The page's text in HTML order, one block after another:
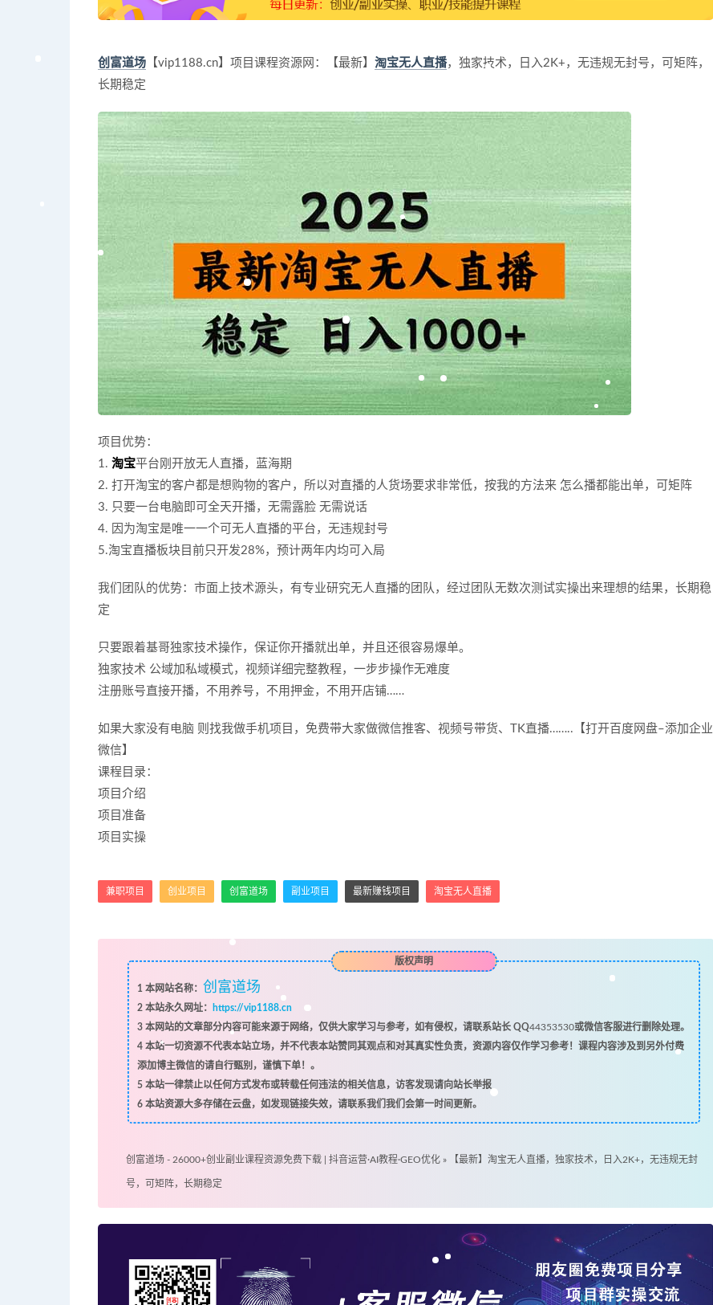
创富道场 【vip1188.cn】项目课程资源网：【最新】 淘宝无人直播，独家技术，日入2K+，无违规无封号，可矩阵，
长期稳定
项目优势：
1. 淘宝平台刚开放无人直播，蓝海期
2. 打开淘宝的客户都是想购物的客户，所以对直播的人货场要求非常低，按我的方法来 怎么播都能出单，可矩阵
3. 只要一台电脑即可全天开播，无需露脸 无需说话
4. 因为淘宝是唯一一个可无人直播的平台，无违规封号
5.淘宝直播板块目前只开发28%，预计两年内均可入局
我们团队的优势：市面上技术源头，有专业研究无人直播的团队，经过团队无数次测试实操出来理想的结果，长期稳
定
只要跟着基哥独家技术操作，保证你开播就出单，并且还很容易爆单。
独家技术 公域加私域模式，视频详细完整教程，一步步操作无难度
注册账号直接开播，不用养号，不用押金，不用开店铺……
如果大家没有电脑 则找我做手机项目，免费带大家做微信推客、视频号带货、TK直播……..【打开百度网盘–添加企业
微信】
课程目录：
项目介绍
项目准备
项目实操
兼职项目 创业项目 创富道场 副业项目 最新赚钱项目 淘宝无人直播
版权声明
1 本网站名称： 创富道场
2本站永久网址：
https://vip1188.cn
3本网站的文章部分内容可能来源于网络，仅供大家学习与参考，如有侵权，请联系站长 QQ44353530或微信客服进行删除处理。
4本站一切资源不代表本站立场，并不代表本站赞同其观点和对其真实性负责，资源内容仅作学习参考！课程内容涉及到另外付费
添加博主微信的请自行甄别，谨慎下单！。
5本站一律禁止以任何方式发布或转载任何违法的相关信息，访客发现请向站长举报
6本站资源大多存储在云盘，如发现链接失效，请联系我们我们会第一时间更新。
创富道场 - 26000+创业副业课程资源免费下载 | 抖音运营·AI教程·GEO优化 » 【最新】淘宝无人直播，独家技术，日入2K+，无违规无封
号，可矩阵，长期稳定